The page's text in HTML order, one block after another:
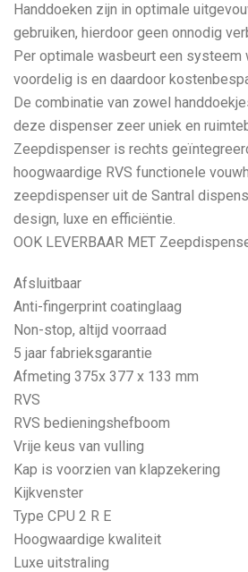
Handdoeken zijn in optimale
gebruiken, hierdoor geen onnodig
Per optimale wasbeurt een systeem
voordelig is en daardoor
De combinatie van zowel
deze dispenser zeer uniek en
Zeepdispenser is rechts
hoogwaardige RVS functionele
zeepdispenser uit de Santral
design, luxe en efficiëntie.
OOK LEVERBAAR MET
Afsluitbaar
Anti-fingerprint coatinglaag
Non-stop, altijd voorraad
5 jaar fabrieksgarantie
Afmeting 375x 377 x 133 mm
RVS
RVS bedieningshefboom
Vrije keus van vulling
Kap is voorzien van klapzekering
Kijkvenster
Type CPU 2 R E
Hoogwaardige kwaliteit
Luxe uitstraling